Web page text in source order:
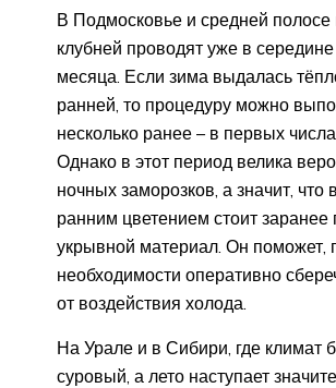
В Подмосковье и средней полосе
клубней проводят уже в
месяца. Если зима выдалась
ранней, то процедуру можно
несколько ранее – в первых
Однако в этот период велика
ночных заморозков, а значит, что
ранним цветением стоит заранее
укрывной материал. Он поможет,
необходимости оперативно
от воздействия холода.
На Урале и в Сибири, где климат
суровый, а лето наступает